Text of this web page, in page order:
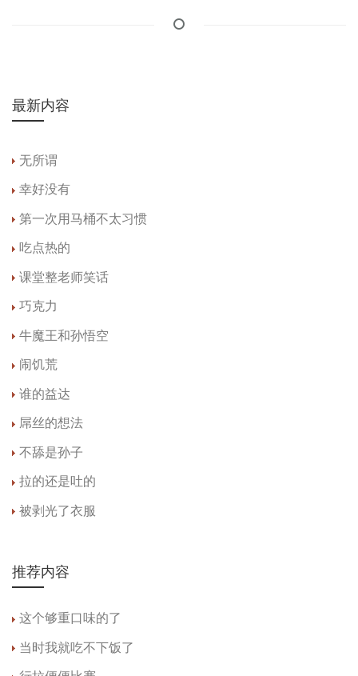
最新内容
无所谓
幸好没有
第一次用马桶不太习惯
吃点热的
课堂整老师笑话
巧克力
牛魔王和孙悟空
闹饥荒
谁的益达
屌丝的想法
不舔是孙子
拉的还是吐的
被剥光了衣服
推荐内容
这个够重口味的了
当时我就吃不下饭了